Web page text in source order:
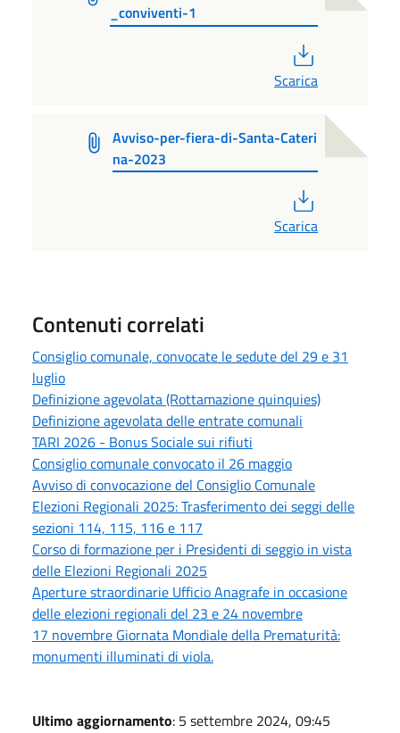
_conviventi-1
Scarica
Avviso-per-fiera-di-Santa-Cateri
na-2023
Scarica
Contenuti correlati
Consiglio comunale, convocate le sedute del 29 e 31
luglio
Definizione agevolata (Rottamazione quinquies)
Definizione agevolata delle entrate comunali
TARI 2026 - Bonus Sociale sui rifiuti
Consiglio comunale convocato il 26 maggio
Avviso di convocazione del Consiglio Comunale
Elezioni Regionali 2025: Trasferimento dei seggi delle
sezioni 114, 115, 116 e 117
Corso di formazione per i Presidenti di seggio in vista
delle Elezioni Regionali 2025
Aperture straordinarie Ufficio Anagrafe in occasione
delle elezioni regionali del 23 e 24 novembre
17 novembre Giornata Mondiale della Prematurità:
monumenti illuminati di viola.
Ultimo aggiornamento: 5 settembre 2024, 09:45